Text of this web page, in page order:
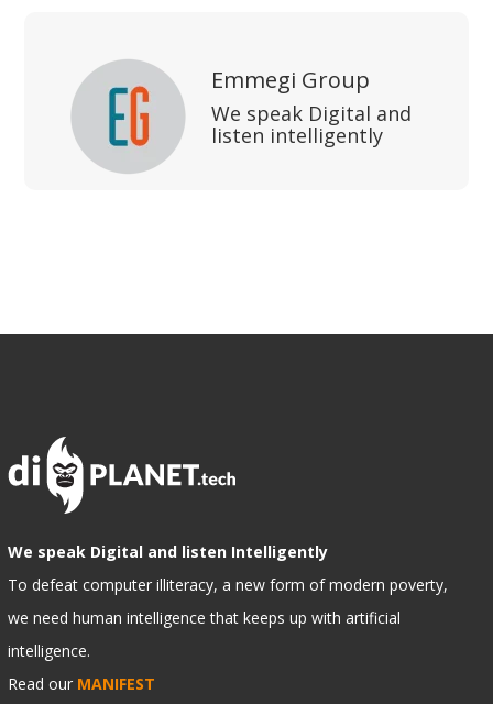
Emmegi Group
We speak Digital and
listen intelligently
We speak Digital and listen Intelligently
To defeat computer illiteracy, a new form of modern poverty,
we need human intelligence that keeps up with artificial
intelligence.
Read our MANIFEST